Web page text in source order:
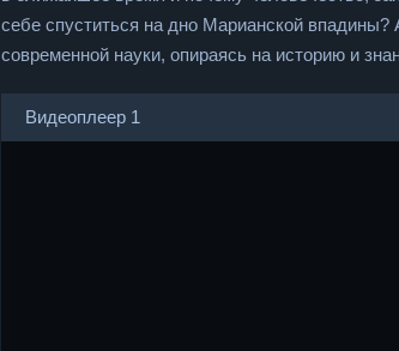
себе спуститься на дно Марианской впадины?
современной науки, опираясь на историю и
Видеоплеер 1